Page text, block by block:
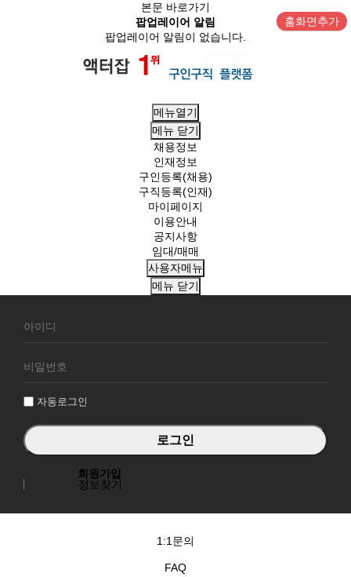
본문 바로가기
팝업레이어 알림
팝업레이어 알림이 없습니다.
홈화면추가
메뉴열기
메뉴 닫기
채용정보
인재정보
구인등록(채용)
구직등록(인재)
마이페이지
이용안내
공지사항
임대/매매
사용자메뉴
메뉴 닫기
원
그
자동로그인
회원가입
정보찾기
1:1문의
FAQ